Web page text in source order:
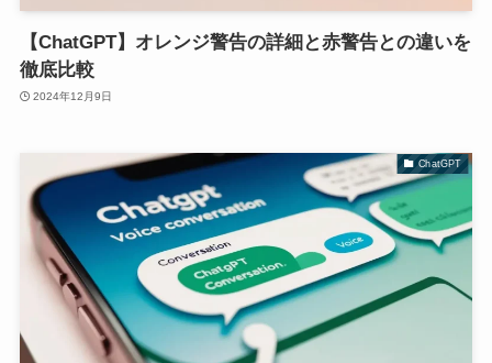
【ChatGPT】オレンジ警告の詳細と赤警告との違いを
徹底比較
2024年12月9日
ChatGPT